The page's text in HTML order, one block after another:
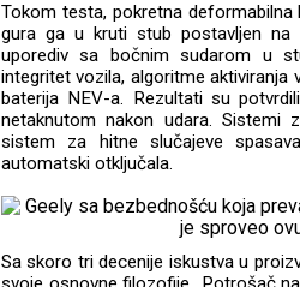
Tokom testa, pokretna
gura ga u kruti stub postavljen na
uporediv sa bočnim sudarom u
integritet vozila, algoritme
baterija NEV-a. Rezultati su
netaknutom nakon udara. Sistemi
sistem za hitne slučajeve
automatski otključala.
Sa skoro tri decenije iskustva u